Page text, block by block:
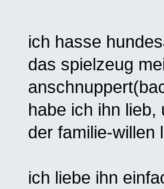
ich hasse
das spielzeug
habe ich ihn
der familie-willen
ich liebe ihn